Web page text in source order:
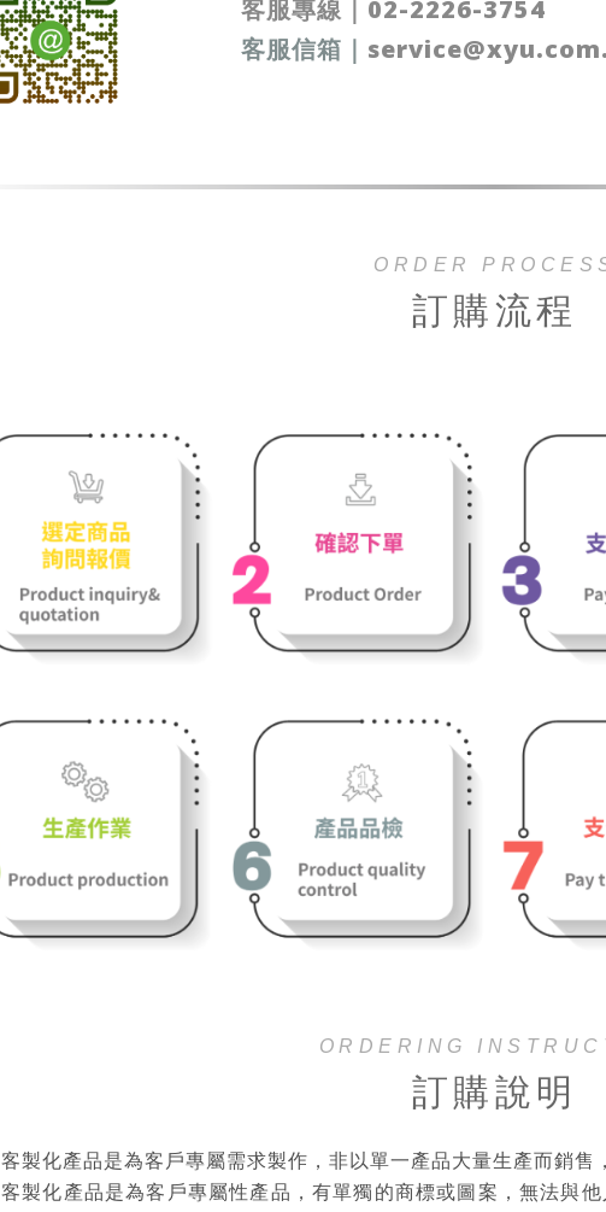
客服專線｜ 02-2226-3754
客服信箱 ｜
ORDER
訂購流程
ORDERING
訂購說明
客製化產品是為客戶專屬需求製作，非以單一產品大量生產而銷
客製化產品是為客戶專屬性產品，有單獨的商標或圖案，無法與